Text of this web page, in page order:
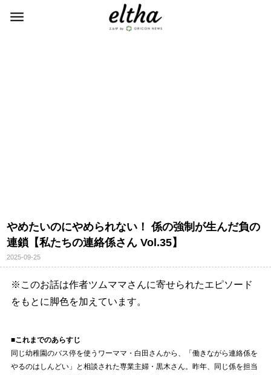
めたいのにやめられない！ 係の強制が生んだ負の
連鎖【私たちの連絡係さん Vol.35】
2025-09-25
※このお話は作者ツムママさんに寄せられたエピソード
をもとに脚色を加えています。
■これまでのあらすじ
同じ幼稚園のバス停を使うワーママ・白田さんから、「働きながら連絡係を
るのはしんどい」と相談された専業主婦・黒木さん。昨年、同じ係を担当